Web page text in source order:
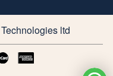
ltd